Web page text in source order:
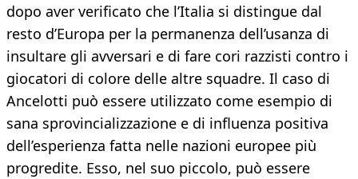
dopo aver verificato che l’Italia si distingue dal
resto d’Europa per la permanenza dell’usanza di
insultare gli avversari e di fare cori razzisti contro i
giocatori di colore delle altre squadre. Il caso di
Ancelotti può essere utilizzato come esempio di
sana sprovincializzazione e di influenza positiva
dell’esperienza fatta nelle nazioni europee più
progredite. Esso, nel suo piccolo, può essere